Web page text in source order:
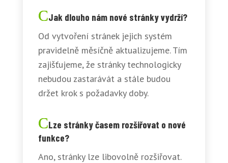
Jak dlouho nám nové stránky vydrží?
Od vytvoření stránek jejich systém
pravidelně měsíčně aktualizujeme. Tím
zajišťujeme, že stránky technologicky
nebudou zastarávát a stále budou
držet krok s požadavky doby.
Lze stránky časem rozšiřovat o nové
funkce?
Ano, stránky lze libovolně rozšiřovat.